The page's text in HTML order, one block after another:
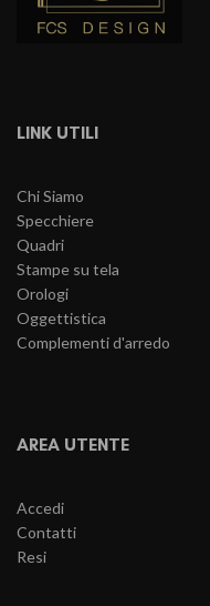
LINK UTILI
Chi Siamo
Specchiere
Quadri
Stampe su tela
Orologi
Oggettistica
Complementi d'arredo
AREA UTENTE
Accedi
Contatti
Resi